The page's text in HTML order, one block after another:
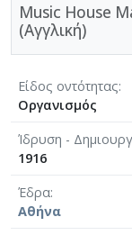
Music House
(Αγγλική)
Είδος οντότητας
Οργανισμός
Ίδρυση -
1916
Έδρα
Αθήνα